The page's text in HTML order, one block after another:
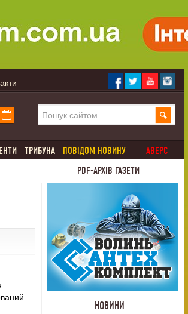
ТРИБУНА ПОВІДОМ НОВИНУ
АВЕРС
PDF-АРХІВ ГАЗЕТИ
НОВИНИ